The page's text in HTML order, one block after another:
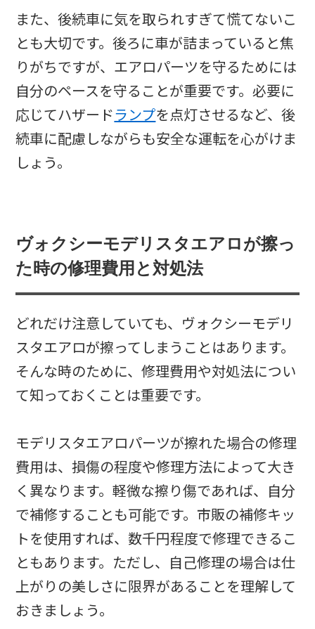
また、後続車に気を取られすぎて慌てないこ
とも大切です。後ろに車が詰まっていると焦
りがちですが、エアロパーツを守るためには
自分のペースを守ることが重要です。必要に
応じてハザードランプを点灯させるなど、後
続車に配慮しながらも安全な運転を心がけま
しょう。
ヴォクシーモデリスタエアロが擦っ
た時の修理費用と対処法
どれだけ注意していても、ヴォクシーモデリ
スタエアロが擦ってしまうことはあります。
そんな時のために、修理費用や対処法につい
て知っておくことは重要です。
モデリスタエアロパーツが擦れた場合の修理
費用は、損傷の程度や修理方法によって大き
く異なります。軽微な擦り傷であれば、自分
で補修することも可能です。市販の補修キッ
トを使用すれば、数千円程度で修理できるこ
ともあります。ただし、自己修理の場合は仕
上がりの美しさに限界があることを理解して
おきましょう。